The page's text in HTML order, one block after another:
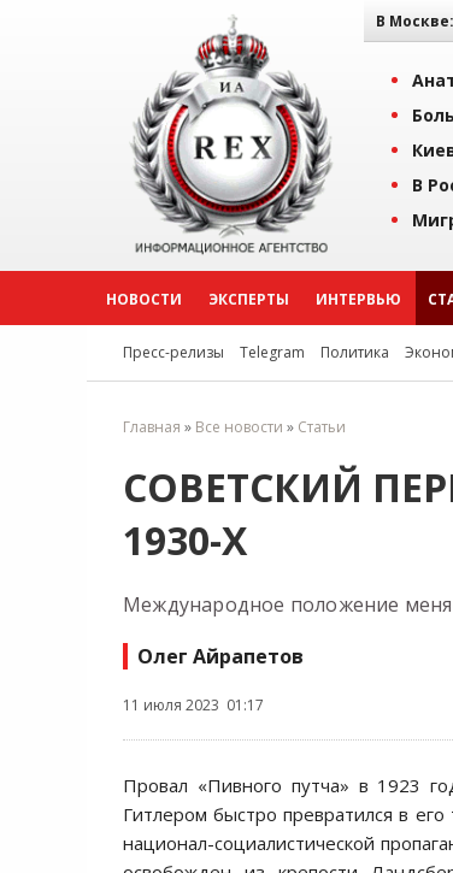
В Москве:
В
НОВОСТИ ЭКСПЕРТЫ ИНТЕРВЬЮ
Пресс-релизы Telegram Политика
Главная » Все новости » Статьи
СОВЕТСКИЙ
1930-Х
Международное положение
Олег Айрапетов
11 июля 2023 01:17
Провал «Пивного путча» в 1923
Гитлером быстро превратился в
национал-социалистической